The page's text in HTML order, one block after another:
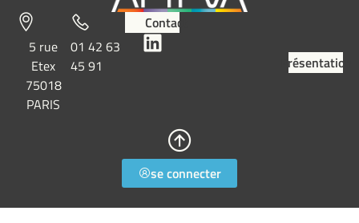
5 rue
Etex
75018
PARIS
01 42 63
45 91
Contact
Présentation
se connecter